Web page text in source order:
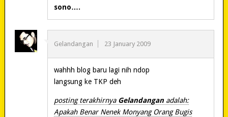
sono….
Gelandangan 23 January 2009
wahhh blog baru lagi nih ndop
langsung ke TKP deh
posting terakhirnya Gelandangan adalah:
Apakah Benar Nenek Monyang Orang Bugis